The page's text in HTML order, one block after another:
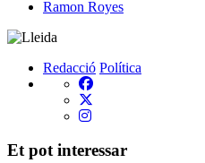
Ramon Royes
Redacció Política
Et pot interessar